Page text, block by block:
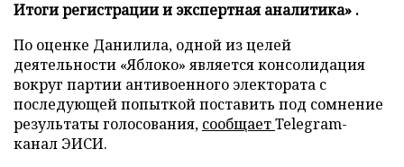
Итоги регистрации и экспертная аналитика» .
По оценке Данилила, одной из целей
деятельности «Яблоко» является консолидация
вокруг партии антивоенного электората с
последующей попыткой поставить под сомнение
результаты голосования, сообщаетTelegram-
канал ЭИСИ.